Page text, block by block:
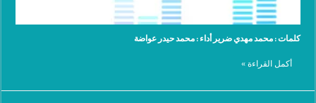
كلمات : محمد مهدي ضرير أداء : محمد حيدر عواضة
أكمل القراءة »